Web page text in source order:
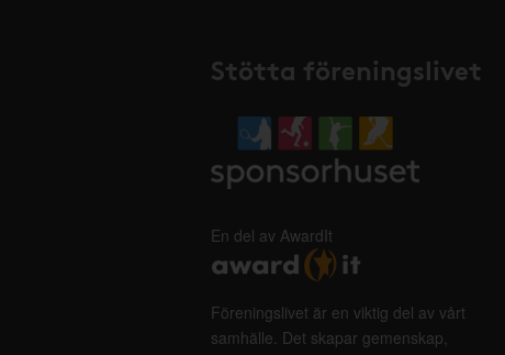
Stötta föreningslivet
En del av AwardIt
Föreningslivet är en viktig del av vårt
samhälle. Det skapar gemenskap,